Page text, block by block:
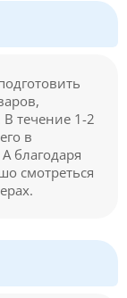
В течение 1-2
в
благодаря
смотреться